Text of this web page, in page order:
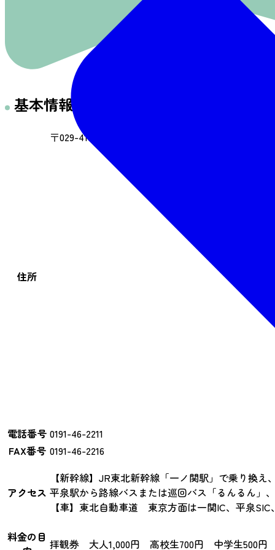
基本情報
住所
〒029-4102 岩手県平泉町平泉字衣関202
電話番号 0191-46-2211
FAX番号 0191-46-2216
アクセス
【新幹線】JR東北新幹線「一ノ関駅」で乗り換
平泉駅から路線バスまたは巡回バス「るんるん」
【車】東北自動車道 東京方面は一関IC、平泉
料金の目 拝観券 大人1,000円 高校生700円 中学生500円